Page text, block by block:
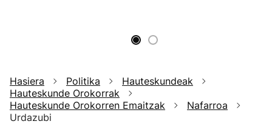
Hasiera Politika
Hauteskundeak
Hauteskunde Orokorrak
Hauteskunde Orokorren Emaitzak
Nafarroa
Urdazubi